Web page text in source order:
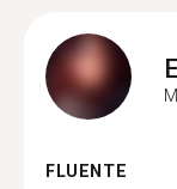
FLUENTE